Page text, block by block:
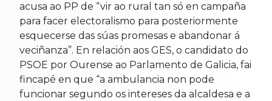
acusa ao PP de “vir ao rural tan só en campaña
para facer electoralismo para posteriormente
esquecerse das súas promesas e abandonar á
veciñanza”. En relación aos GES, o candidato do
PSOE por Ourense ao Parlamento de Galicia, fai
fincapé en que “a ambulancia non pode
funcionar segundo os intereses da alcaldesa e a